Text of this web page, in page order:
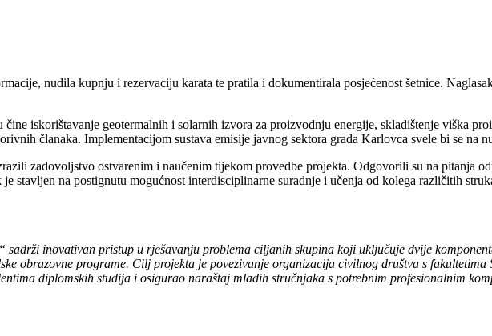
nudila kupnju i rezervaciju karata te pratila i dokumentirala posjećenost šetnice.
iskorištavanje geotermalnih i solarnih izvora za proizvodnju energije, skladištenje viška
članaka. Implementacijom sustava emisije javnog sektora grada Karlovca svele bi se na
zadovoljstvo ostvarenim i naučenim tijekom provedbe projekta. Odgovorili su na pitanja
stavljen na postignutu mogućnost interdisciplinarne suradnje i učenja od kolega različitih
sadrži inovativan pristup u rješavanju problema ciljanih skupina koji uključuje dvije
obrazovne programe. Cilj projekta je povezivanje organizacija civilnog društva s fakultetima
diplomskih studija i osigurao naraštaj mladih stručnjaka s potrebnim profesionalnim